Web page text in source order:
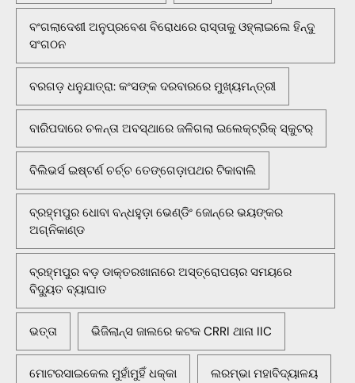
ବଂଗଲାଦେଶୀ ଅନୁପ୍ରବେଶ ବିରୋଧରେ ରାସ୍ତାକୁ ଓହ୍ଲାଇଲେ ହିନ୍ଦୁ
ସଂଗଠନ
ବରଗଡ଼ ଧନୁଯାତ୍ରା: କଂସଙ୍କ ଦରବାରରେ ମୁଖ୍ୟମନ୍ତ୍ରୀ
ବାରିପଦାରେ ଚଳନ୍ତା ଅବସ୍ଥାରେ ଜଳିଗଲା ଇଲେକ୍ଟ୍ରିକ୍ ସ୍କୁଟର୍
ବିଲିଭର୍ସ ଇଷ୍ଟର୍ଣ ଚର୍ଚ୍ଚ ତେଙ୍ଗେଡ଼ାପଥର ଟିକାବାଲି
ବ୍ରହ୍ମପୁର ଧୋବା ବନ୍ଧହୁଡ଼ା ଭେଣ୍ଡିଂ ଜୋନ୍‌ରେ ଭୟଙ୍କର
ଅଗ୍ନିକାଣ୍ଡ
ବ୍ରହ୍ମପୁର ବଡ଼ ଡାକ୍ତରଖାନାରେ ଅସ୍ତ୍ରୋପଚାର ସମୟରେ
ବିଦ୍ୟୁତ ବ୍ୟାଘାତ
ଭତ୍ତା ଭିଜିଲାନ୍ସ ଜାଲରେ କଟକ CRRI ଥାନା IIC
ମୋଟରସାଇକେଲ ମୁହାଁମୁହିଁ ଧକ୍କା ଲରମ୍ଭା ମହାବିଦ୍ୟାଳୟ